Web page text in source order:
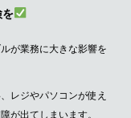
を
が業務に大きな影響を
レジやパソコンが使え
が出てしまいます。